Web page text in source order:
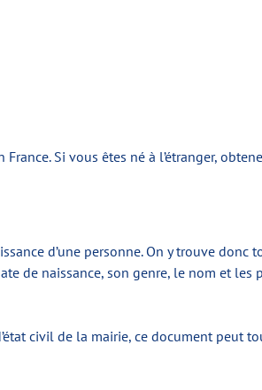
Si vous êtes né à l’étranger,
d’une personne. On y trouve donc
de naissance, son genre, le nom et les
civil de la mairie, ce document peut